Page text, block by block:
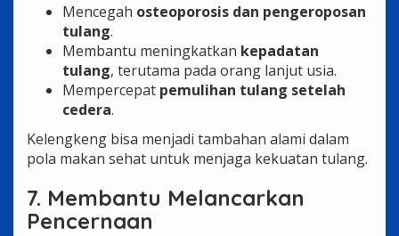
Mencegah osteoporosis dan pengeroposan
tulang.
Membantu meningkatkan kepadatan
tulang, terutama pada orang lanjut usia.
Mempercepat pemulihan tulang setelah
cedera.
Kelengkeng bisa menjadi tambahan alami dalam
pola makan sehat untuk menjaga kekuatan tulang.
7. Membantu Melancarkan
Pencernaan